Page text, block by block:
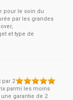
pour le soin du
par les grandes
et type de
par 2
parmi les moins
garantie de 2